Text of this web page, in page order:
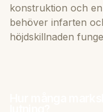
konstruktion och
behöver infarten
höjdskillnaden